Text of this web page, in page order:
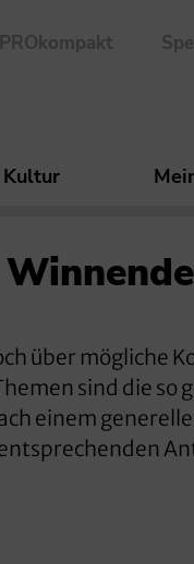
PROkompakt
Kultur
über mögliche
sind die
einem